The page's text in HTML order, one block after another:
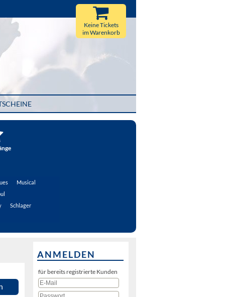
Keine Tickets
im Warenkorb
Musical
Schlager
ANMELDEN
für bereits registrierte Kunden